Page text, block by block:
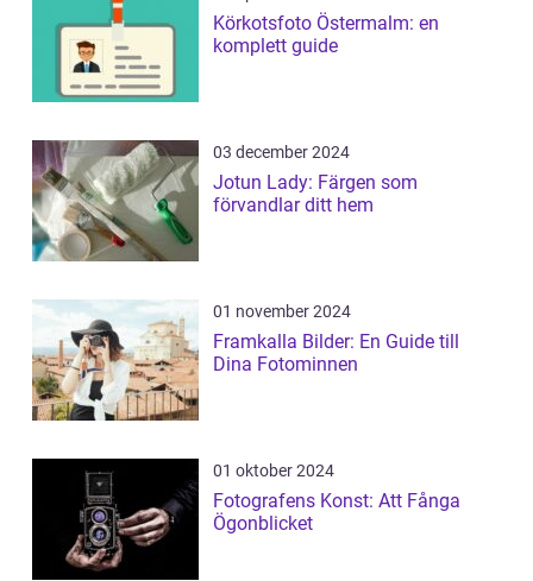
Körkotsfoto Östermalm: en
komplett guide
03 december 2024
Jotun Lady: Färgen som
förvandlar ditt hem
01 november 2024
Framkalla Bilder: En Guide till
Dina Fotominnen
01 oktober 2024
Fotografens Konst: Att Fånga
Ögonblicket